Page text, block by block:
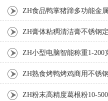
ZH食品鸭掌猪蹄多功能金
ZH膏体粘稠清洁膏不锈钢
机厂家 ZH小型电脑智能称重1-200
ZH熟食烤鸭烤鸡商用不锈
装机 ZH粉末高精度葛根粉10-